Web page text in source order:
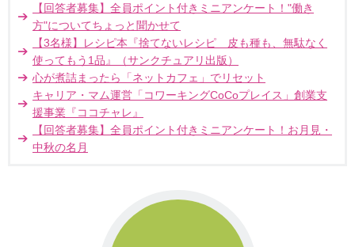
【回答者募集】全員ポイント付きミニアンケート！"働き
方"についてちょっと聞かせて
【3名様】レシピ本『捨てないレシピ 皮も種も、無駄なく
使ってもう1品』（サンクチュアリ出版）
心が煮詰まったら「ネットカフェ」でリセット
キャリア・マム運営「コワーキングCoCoプレイス」創業支
援事業『ココチャレ』
【回答者募集】全員ポイント付きミニアンケート！お月見・
中秋の名月